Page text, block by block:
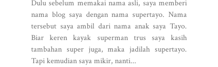
Dulu sebelum memakai nama asli, saya memberi
nama blog saya dengan nama supertayo. Nama
tersebut saya ambil dari nama anak saya Tayo.
Biar keren kayak superman trus saya kasih
tambahan super juga, maka jadilah supertayo.
Tapi kemudian saya mikir, nanti...